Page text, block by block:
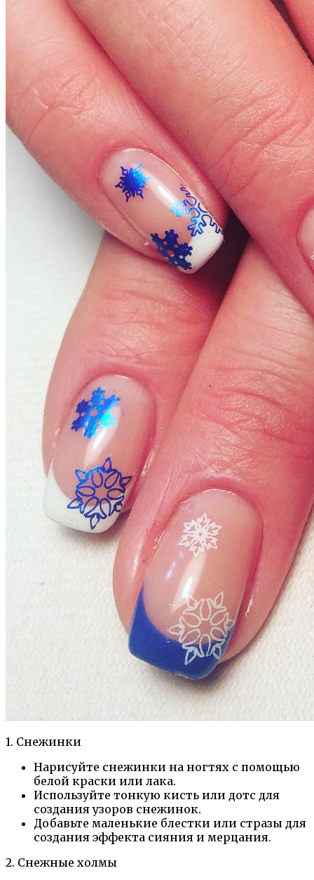
1. Снежинки
Нарисуйте снежинки на ногтях с помощью
белой краски или лака.
Используйте тонкую кисть или дотс для
создания узоров снежинок.
Добавьте маленькие блестки или стразы для
создания эффекта сияния и мерцания.
2. Снежные холмы